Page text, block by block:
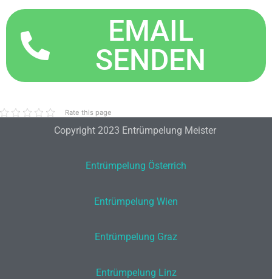
EMAIL
SENDEN
Rate this page
Copyright 2023 Entrümpelung Meister
Entrümpelung Österrich
Entrümpelung Wien
Entrümpelung Graz
Entrümpelung Linz